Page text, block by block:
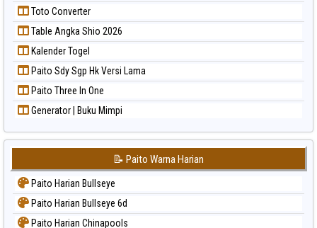
Toto Converter
Table Angka Shio 2026
Kalender Togel
Paito Sdy Sgp Hk Versi Lama
Paito Three In One
Generator | Buku Mimpi
📝 Paito Warna Harian
Paito Harian Bullseye
Paito Harian Bullseye 6d
Paito Harian Chinapools